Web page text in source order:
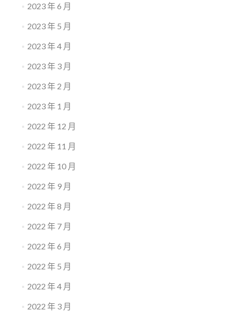
2023 年 6 月
2023 年 5 月
2023 年 4 月
2023 年 3 月
2023 年 2 月
2023 年 1 月
2022 年 12 月
2022 年 11 月
2022 年 10 月
2022 年 9 月
2022 年 8 月
2022 年 7 月
2022 年 6 月
2022 年 5 月
2022 年 4 月
2022 年 3 月